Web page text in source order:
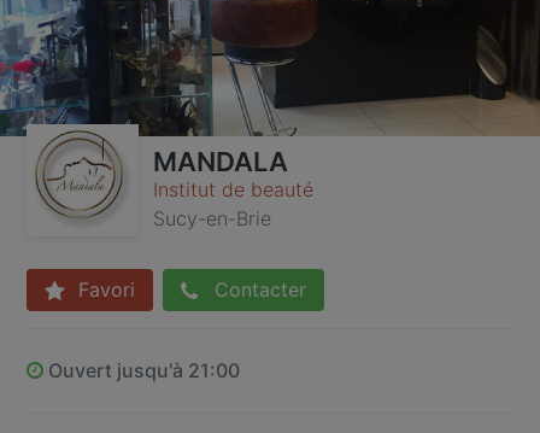
MANDALA
Institut de beauté
Sucy-en-Brie
Favori Contacter
Ouvert jusqu'à 21:00